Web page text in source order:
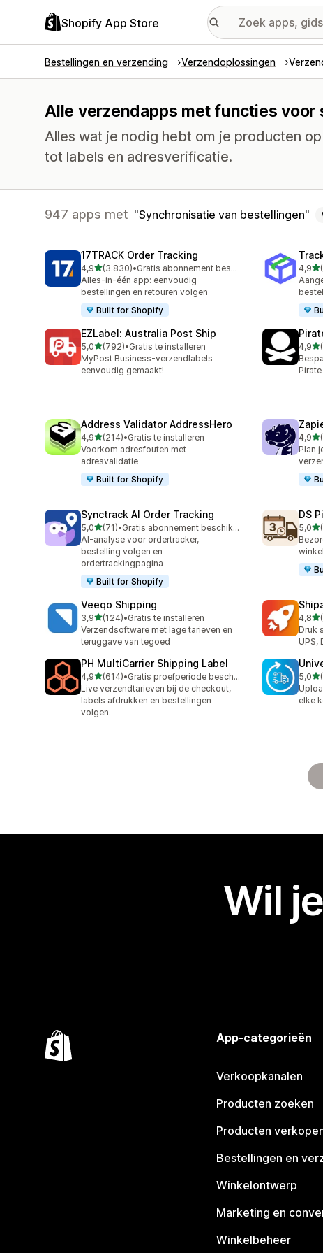
Shopify App Store
Bestellingen en verzending Verzendoplossingen
Alle verzendapps met functies
Alles wat je nodig hebt om je producten
tot labels en adresverificatie.
947 apps met Synchronisatie van bestellingen
17TRACK Order Tracking
4,9van 5 sterren
(3.830)
3830 recensies in totaal
•
Gratis abonnement beschikbaar
Alles-in-één app: eenvoudig
bestellingen en retouren volgen
Built for Shopify
4,9
1567
EZLabel: Australia Post Ship
5,0van 5 sterren
(792)
792 recensies in totaal
•Gratis te installeren
MyPost Business-verzendlabels
eenvoudig gemaakt!
4,9
159
Address Validator AddressHero
4,9van 5 sterren
(214)
214 recensies in totaal
•Gratis te installeren
Voorkom adresfouten met
adresvalidatie
Built for Shopify
4,9
1792
Plan
Synctrack AI Order Tracking
5,0van 5 sterren
(71)
71 recensies in totaal
•
Gratis abonnement beschikbaar
AI-analyse voor ordertracker,
bestelling volgen en
ordertrackingpagina
Built for Shopify
DS
5,0
64
Veeqo Shipping
3,9van 5 sterren
(124)
124 recensies in totaal
•Gratis te installeren
Verzendsoftware met lage tarieven en
teruggave van tegoed
4,8
143
Druk
UPS,
PH MultiCarrier Shipping Label
4,9van 5 sterren
(614)
614 recensies in totaal
•
Gratis proefperiode beschikbaar
Live verzendtarieven bij de checkout,
labels afdrukken en bestellingen
volgen.
5,0
40
elke
Wil
App-categorieën
Verkoopkanalen
Producten zoeken
Producten
Bestellingen en
Winkelontwerp
Marketing en
Winkelbeheer